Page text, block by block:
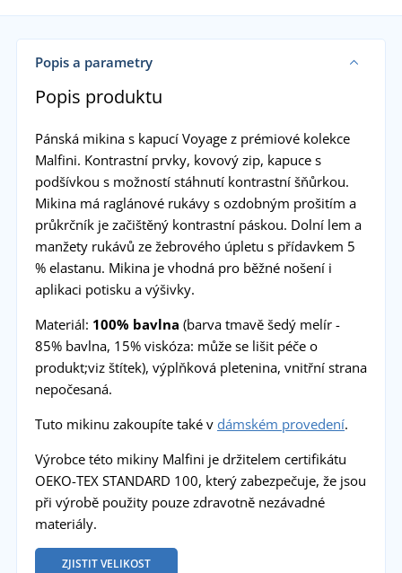
Popis a parametry
Popis produktu
Pánská mikina s kapucí Voyage z prémiové kolekce
Malfini. Kontrastní prvky, kovový zip, kapuce s
podšívkou s možností stáhnutí kontrastní šňůrkou.
Mikina má raglánové rukávy s ozdobným prošitím a
průkrčník je začištěný kontrastní páskou. Dolní lem a
manžety rukávů ze žebrového úpletu s přídavkem 5
% elastanu. Mikina je vhodná pro běžné nošení i
aplikaci potisku a výšivky.
Materiál: 100% bavlna (barva tmavě šedý melír -
85% bavlna, 15% viskóza: může se lišit péče o
produkt;viz štítek), výplňková pletenina, vnitřní strana
nepočesaná.
Tuto mikinu zakoupíte také v dámském provedení.
Výrobce této mikiny Malfini je držitelem certifikátu
OEKO-TEX STANDARD 100, který zabezpečuje, že jsou
při výrobě použity pouze zdravotně nezávadné
materiály.
ZJISTIT VELIKOST